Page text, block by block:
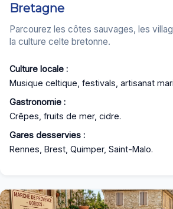
Bretagne
Parcourez les côtes sauvages, les
la culture celte bretonne.
Culture locale :
Musique celtique, festivals, artisanat
Gastronomie :
Crêpes, fruits de mer, cidre.
Gares desservies :
Rennes, Brest, Quimper, Saint-Malo.